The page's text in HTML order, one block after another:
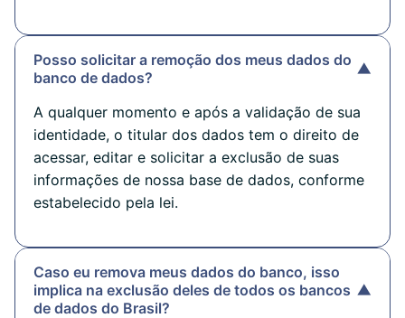
Posso solicitar a remoção dos meus dados do
banco de dados?
▼
A qualquer momento e após a validação de sua
identidade, o titular dos dados tem o direito de
acessar, editar e solicitar a exclusão de suas
informações de nossa base de dados, conforme
estabelecido pela lei.
Caso eu remova meus dados do banco, isso
implica na exclusão deles de todos os bancos
de dados do Brasil?
▼